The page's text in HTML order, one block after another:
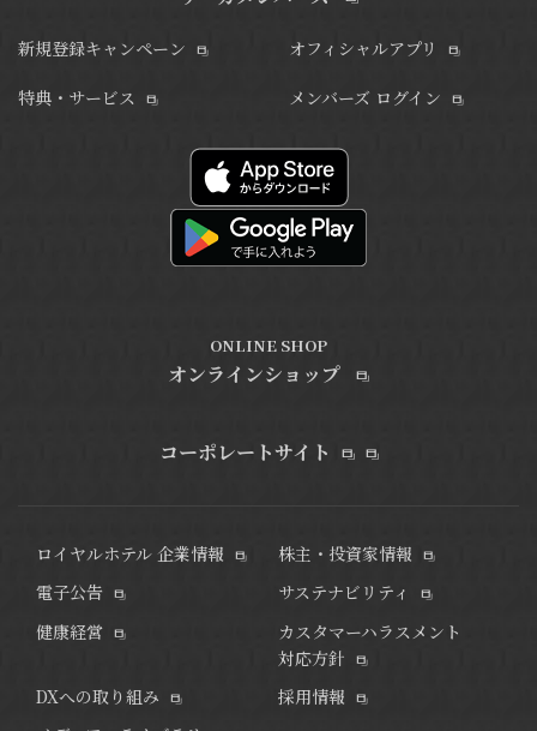
新規登録キャンペーン
特典・サービス
オフィシャルアプリ
メンバーズ ログイン
ONLINE SHOP
オンラインショップ
コーポレートサイト
ロイヤルホテル 企業情報
株主・投資家情報
電子公告
サステナビリティ
健康経営
カスタマーハラスメント
対応方針
DXへの取り組み
採用情報